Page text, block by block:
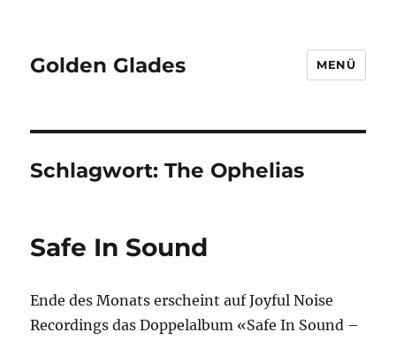
Golden Glades MENÜ
Schlagwort:The Ophelias
Safe In Sound
Ende des Monats erscheint auf Joyful Noise
Recordings das Doppelalbum «Safe In Sound –